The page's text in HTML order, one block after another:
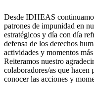
Desde IDHEAS
patrones de impunidad en
estratégicos y día con día
defensa de los derechos
actividades y momentos
Reiteramos nuestro
colaboradores/as que
conocer las acciones y